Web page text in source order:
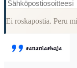
Ei roskapostia. Peru